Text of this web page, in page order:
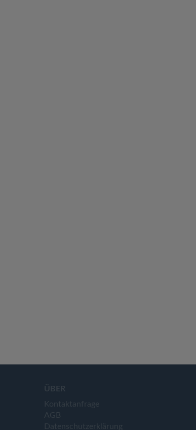
ÜBER
Kontaktanfrage
AGB
Datenschutzerklärung